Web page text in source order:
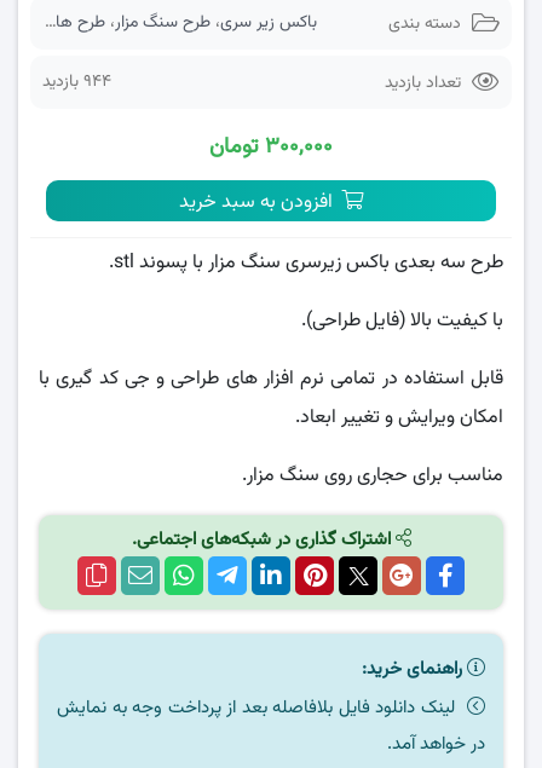
دسته بندی باکس زیر سری،طرح سنگ مزار،طرح های سه بعدی
تعداد بازدید 944 بازدید
۳۰۰,۰۰۰ تومان
افزودن به سبد خرید
طرح سه بعدی باکس زیرسری سنگ مزار با پسوند stl.
با کیفیت بالا (فایل طراحی).
قابل استفاده در تمامی نرم افزار های طراحی و جی کد گیری با
امکان ویرایش و تغییر ابعاد.
مناسب برای حجاری روی سنگ مزار.
اشتراک گذاری در شبکه‌های اجتماعی.
راهنمای خرید:
لینک دانلود فایل بلافاصله بعد از پرداخت وجه به نمایش
در خواهد آمد.